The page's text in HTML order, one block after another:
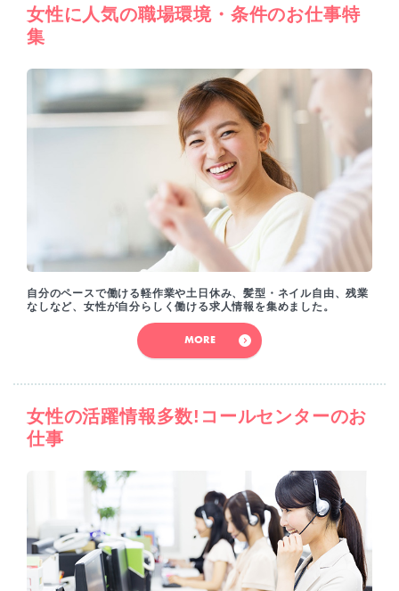
女性に人気の職場環境・条件のお仕事特
集
自分のペースで働ける軽作業や土日休み、髪型・ネイル自由、残業
なしなど、女性が自分らしく働ける求人情報を集めました。
MORE
女性の活躍情報多数!コールセンターのお
仕事